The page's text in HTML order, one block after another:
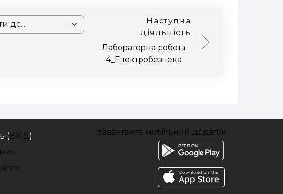
Наступна
діяльність
Лабораторна робота
4_Електробезпека
(ВХІД)
Завантажте мобільний додаток